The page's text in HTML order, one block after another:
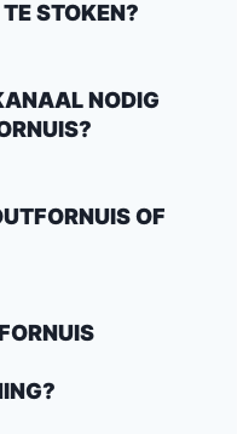
STOKEN?
NODIG
OF